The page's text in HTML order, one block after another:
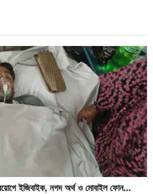
ইজিবাইক, নগদ অর্থ ও মোবাইল ফোন...